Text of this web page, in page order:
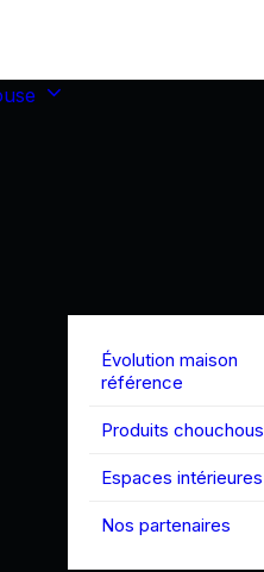
Évolution maison
référence
Produits chouchous
Espaces intérieures
Nos partenaires